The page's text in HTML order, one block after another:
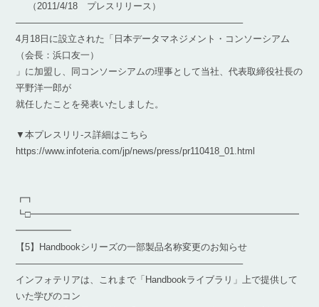
（2011/4/18 プレスリリース）
————————————————————————–
4月18日に設立された「日本データマネジメント・コンソーシアム
（会長：浜口友一）
」に加盟し、同コンソーシアムの理事として当社、代表取締役社長の
平野洋一郎が
就任したことを発表いたしました。
▼本プレスリリ-ス詳細はこちら
https://www.infoteria.com/jp/news/press/pr110418_01.html
┏┓
┗□━━━━━━━━━━━━━━━━━━━━━━━━━━━━━
━━━━━━
【5】Handbookシリーズの一部製品名称変更のお知らせ
————————————————————————–
インフォテリアは、これまで「Handbookライブラリ」上で提供して
いた学びのコン